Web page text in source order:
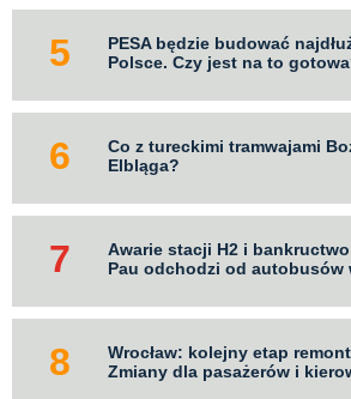
PESA będzie budować
Polsce. Czy jest na to
Co z tureckimi tramwajami
Elbląga?
Awarie stacji H2 i
Pau odchodzi od autobusów
Wrocław: kolejny etap
Zmiany dla pasażerów i